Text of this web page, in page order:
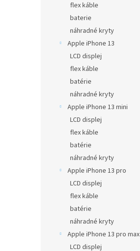
flex káble
baterie
náhradné kryty
Apple iPhone 13
LCD displej
flex káble
batérie
náhradné kryty
Apple iPhone 13 mini
LCD displej
flex káble
batérie
náhradné kryty
Apple iPhone 13 pro
LCD displej
flex káble
batérie
náhradné kryty
Apple iPhone 13 pro max
LCD displej